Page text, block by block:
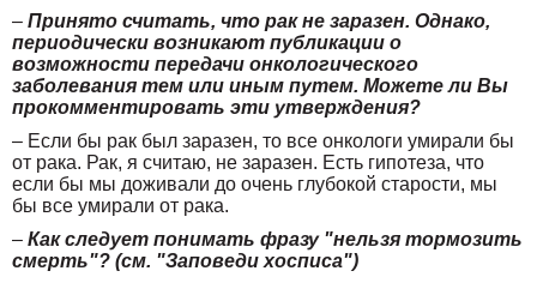
– Принято считать, что рак не заразен. Однако,
периодически возникают публикации о
возможности передачи онкологического
заболевания тем или иным путем. Можете ли Вы
прокомментировать эти утверждения?
– Если бы рак был заразен, то все онкологи умирали бы
от рака. Рак, я считаю, не заразен. Есть гипотеза, что
если бы мы доживали до очень глубокой старости, мы
бы все умирали от рака.
– Как следует понимать фразу "нельзя тормозить
смерть"? (см. "Заповеди хосписа")